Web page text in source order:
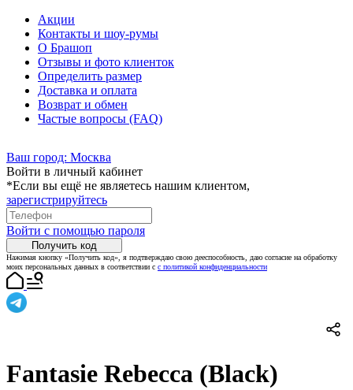
Акции
Контакты и шоу-румы
О Брашоп
Отзывы и фото клиенток
Определить размер
Доставка и оплата
Возврат и обмен
Частые вопросы (FAQ)
Ваш город: Москва
Войти в личный кабинет
*Если вы ещё не являетесь нашим клиентом,
зарегистрируйтесь
Войти с помощью пароля
Получить код
Нажимая кнопку «Получить код», я подтверждаю свою дееспособность, даю согласие на обработку
моих персональных данных в соответствии с с политикой конфиденциальности
Fantasie Rebecca (Black)